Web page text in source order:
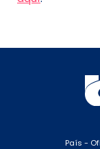
País -